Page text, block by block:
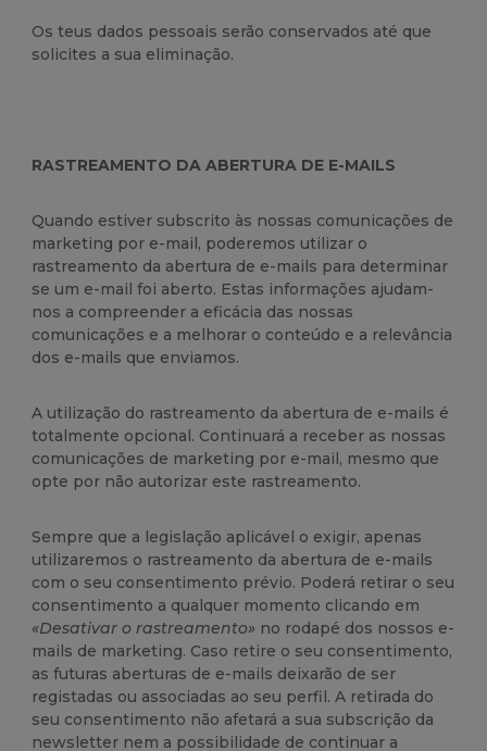
Os teus dados pessoais serão conservados até que
solicites a sua eliminação.
RASTREAMENTO DA ABERTURA DE E-MAILS
Quando estiver subscrito às nossas comunicações de
marketing por e-mail, poderemos utilizar o
rastreamento da abertura de e-mails para determinar
se um e-mail foi aberto. Estas informações ajudam-
nos a compreender a eficácia das nossas
comunicações e a melhorar o conteúdo e a relevância
dos e-mails que enviamos.
A utilização do rastreamento da abertura de e-mails é
totalmente opcional. Continuará a receber as nossas
comunicações de marketing por e-mail, mesmo que
opte por não autorizar este rastreamento.
Sempre que a legislação aplicável o exigir, apenas
utilizaremos o rastreamento da abertura de e-mails
com o seu consentimento prévio. Poderá retirar o seu
consentimento a qualquer momento clicando em
«Desativar o rastreamento» no rodapé dos nossos e-
mails de marketing. Caso retire o seu consentimento,
as futuras aberturas de e-mails deixarão de ser
registadas ou associadas ao seu perfil. A retirada do
seu consentimento não afetará a sua subscrição da
newsletter nem a possibilidade de continuar a